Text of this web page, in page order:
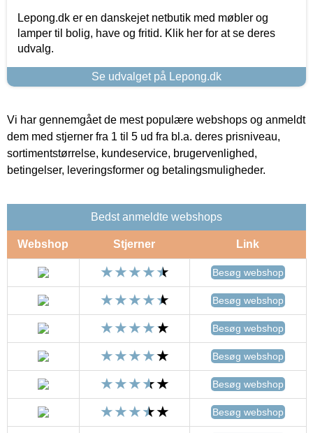
Lepong.dk er en danskejet netbutik med møbler og
lamper til bolig, have og fritid. Klik her for at se deres
udvalg.
Se udvalget på Lepong.dk
Vi har gennemgået de mest populære webshops og anmeldt
dem med stjerner fra 1 til 5 ud fra bl.a. deres prisniveau,
sortimentstørrelse, kundeservice, brugervenlighed,
betingelser, leveringsformer og betalingsmuligheder.
Bedst anmeldte webshops
Webshop Stjerner Link
Besøg webshop
Besøg webshop
Besøg webshop
Besøg webshop
Besøg webshop
Besøg webshop